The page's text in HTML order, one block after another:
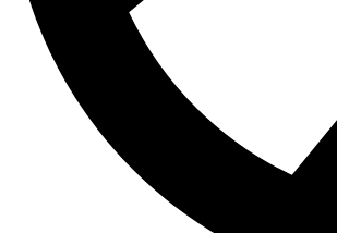
Новости Документы
Газета "Минги Тау"
Виртуальная
Культурный